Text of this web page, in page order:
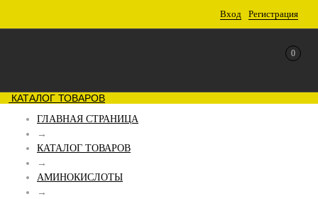
Вход Регистрация
0
КАТАЛОГ ТОВАРОВ
ГЛАВНАЯ СТРАНИЦА
→
КАТАЛОГ ТОВАРОВ
→
АМИНОКИСЛОТЫ
→